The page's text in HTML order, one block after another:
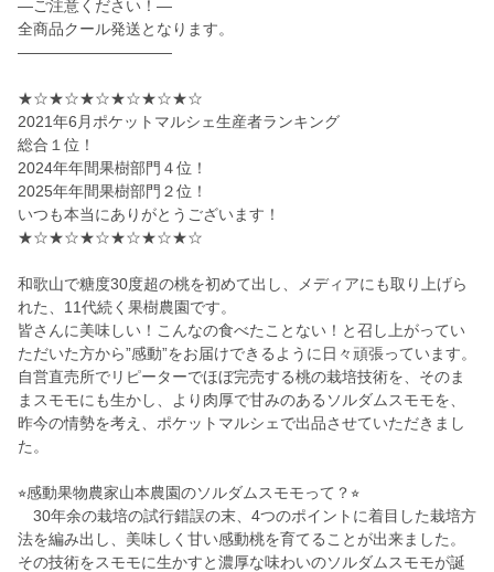
—ご注意ください！—
全商品クール発送となります。
——————————
★☆★☆★☆★☆★☆★☆
2021年6月ポケットマルシェ生産者ランキング
総合１位！
2024年年間果樹部門４位！
2025年年間果樹部門２位！
いつも本当にありがとうございます！
★☆★☆★☆★☆★☆★☆
和歌山で糖度30度超の桃を初めて出し、メディアにも取り上げら
れた、11代続く果樹農園です。
皆さんに美味しい！こんなの食べたことない！と召し上がってい
ただいた方から”感動”をお届けできるように日々頑張っています。
自営直売所でリピーターでほぼ完売する桃の栽培技術を、そのま
まスモモにも生かし、より肉厚で甘みのあるソルダムスモモを、
昨今の情勢を考え、ポケットマルシェで出品させていただきまし
た。
⭐︎感動果物農家山本農園のソルダムスモモって？⭐︎
30年余の栽培の試行錯誤の末、4つのポイントに着目した栽培方
法を編み出し、美味しく甘い感動桃を育てることが出来ました。
その技術をスモモに生かすと濃厚な味わいのソルダムスモモが誕